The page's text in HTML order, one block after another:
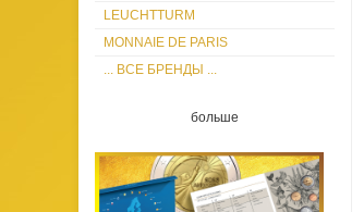
LEUCHTTURM
MONNAIE DE PARIS
... ВСЕ БРЕНДЫ ...
больше